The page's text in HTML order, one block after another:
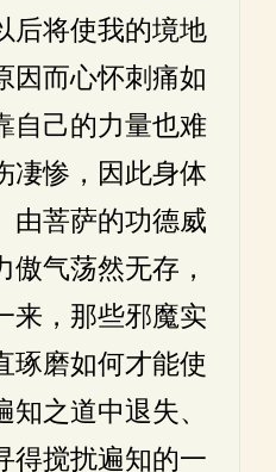
后将使我的境地
因而心怀刺痛如
自己的力量也难
凄惨，因此身体
由菩萨的功德威
气荡然无存，
来，那些邪魔实
琢磨如何才能使
之道中退失、
得搅扰遍知的一